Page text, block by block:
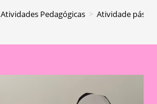
Atividades Pedagógicas > Atividade